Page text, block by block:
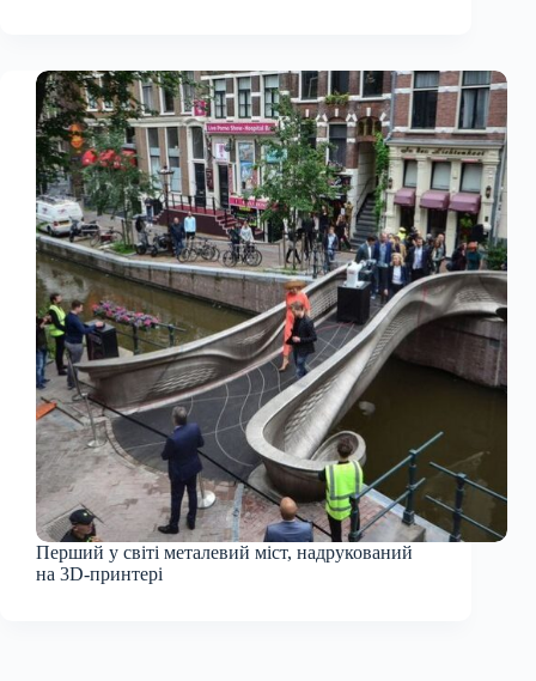
Перший у світі металевий міст, надрукований
на 3D-принтері